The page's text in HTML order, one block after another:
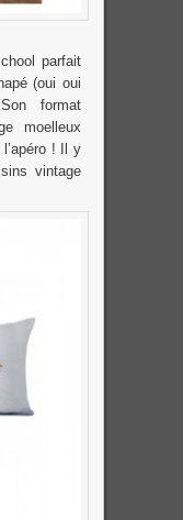
parfait
(oui oui
format
moelleux
! Il y
vintage